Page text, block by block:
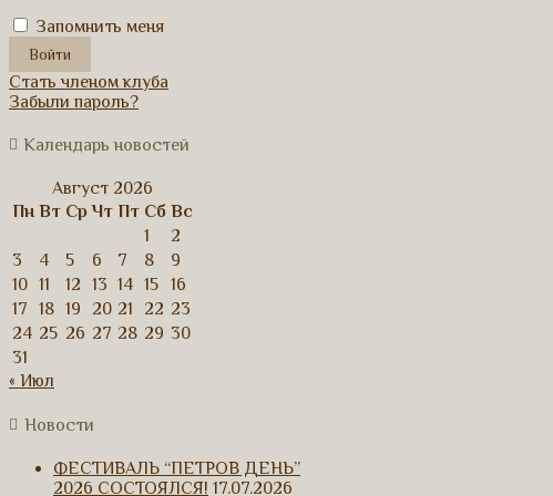
Запомнить меня
Стать членом клуба
Забыли пароль?
Календарь новостей
Август 2026
Пн Вт Ср Чт Пт Сб Вс
1
2
3
4 5 6 7 8
9
10 11 12 13 14 15
16
17
18 19 20 21 22 23
24 25 26 27 28 29 30
31
« Июл
Новости
ФЕСТИВАЛЬ “ПЕТРОВ ДЕНЬ”
2026 СОСТОЯЛСЯ! 17.07.2026